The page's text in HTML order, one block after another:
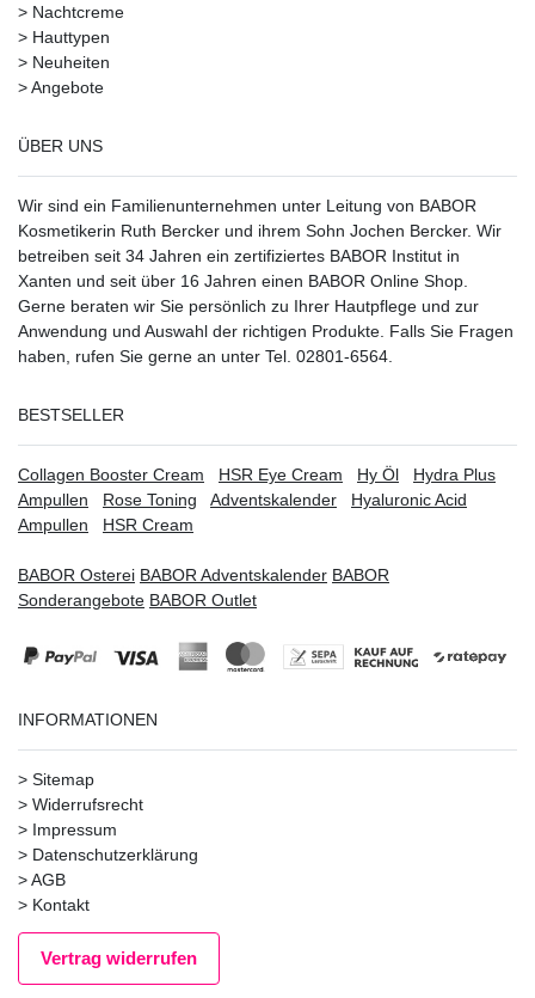
> Nachtcreme
> Hauttypen
> Neuheiten
>Angebote
ÜBER UNS
Wir sind ein Familienunternehmen unter Leitung von BABOR
Kosmetikerin Ruth Bercker und ihrem Sohn Jochen Bercker. Wir
betreiben seit 34 Jahren ein zertifiziertes BABOR Institut in
Xanten und seit über 16 Jahren einen BABOR Online Shop.
Gerne beraten wir Sie persönlich zu Ihrer Hautpflege und zur
Anwendung und Auswahl der richtigen Produkte. Falls Sie Fragen
haben, rufen Sie gerne an unter Tel. 02801-6564.
BESTSELLER
Collagen Booster Cream HSR Eye Cream Hy Öl
Hydra Plus
Ampullen
Rose Toning Adventskalender
Hyaluronic Acid
Ampullen
HSR Cream
BABOR Osterei BABOR Adventskalender BABOR
Sonderangebote BABOR Outlet
INFORMATIONEN
> Sitemap
> Widerrufsrecht
> Impressum
> Datenschutzerklärung
>AGB
> Kontakt
Vertrag widerrufen